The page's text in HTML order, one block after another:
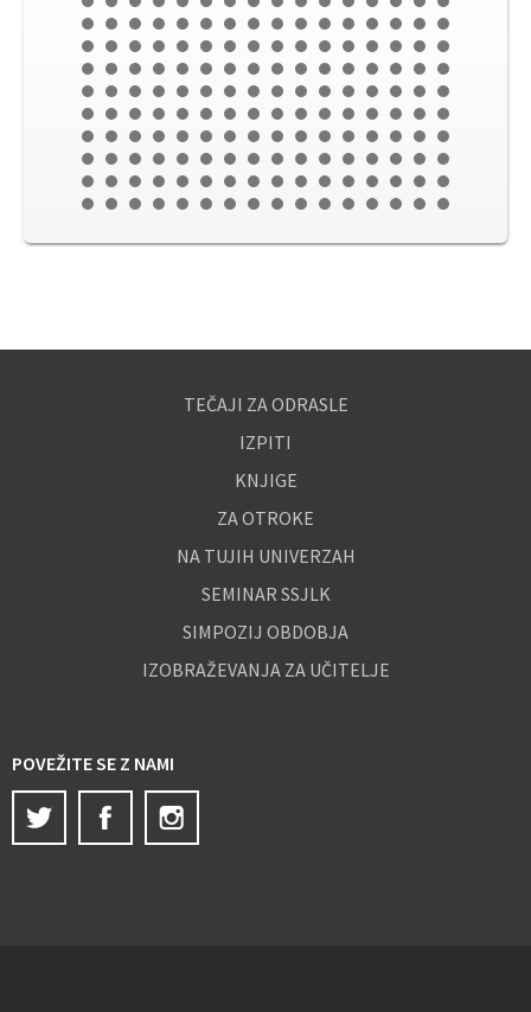
TEČAJI ZA ODRASLE
IZPITI
KNJIGE
ZA OTROKE
NA TUJIH UNIVERZAH
SEMINAR SSJLK
SIMPOZIJ OBDOBJA
IZOBRAŽEVANJA ZA UČITELJE
POVEŽITE SE Z NAMI
Twitter
Facebook